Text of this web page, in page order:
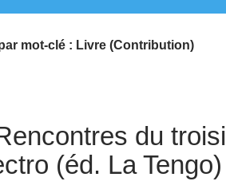
mot-clé : Livre (Contribution)
du
(éd. La Tengo)